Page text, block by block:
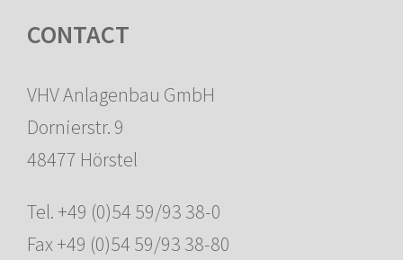
CONTACT
VHV Anlagenbau GmbH
Dornierstr. 9
48477 Hörstel
Tel. +49 (0)54 59/93 38-0
Fax +49 (0)54 59/93 38-80